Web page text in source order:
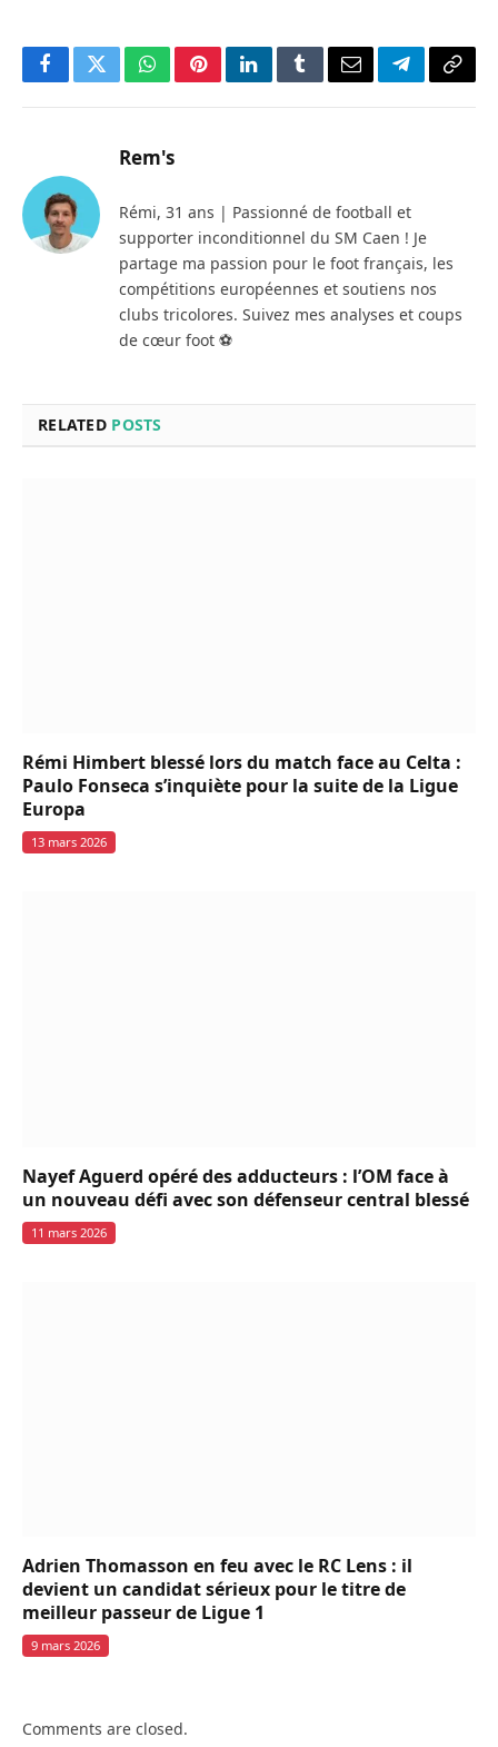
FacebookTwitterWhatsAppPinterestLinkedInTumblrEmailTelegram
Copy
Rem's
Rémi, 31 ans | Passionné de football et
supporter inconditionnel du SM Caen ! Je
partage ma passion pour le foot français, les
compétitions européennes et soutiens nos
clubs tricolores. Suivez mes analyses et coups
de cœur foot ⚽
RELATED POSTS
Rémi Himbert blessé lors du match face au Celta :
Paulo Fonseca s’inquiète pour la suite de la Ligue
Europa
13 mars 2026
Nayef Aguerd opéré des adducteurs : l’OM face à
un nouveau défi avec son défenseur central blessé
11 mars 2026
Adrien Thomasson en feu avec le RC Lens : il
devient un candidat sérieux pour le titre de
meilleur passeur de Ligue 1
9 mars 2026
Comments are closed.